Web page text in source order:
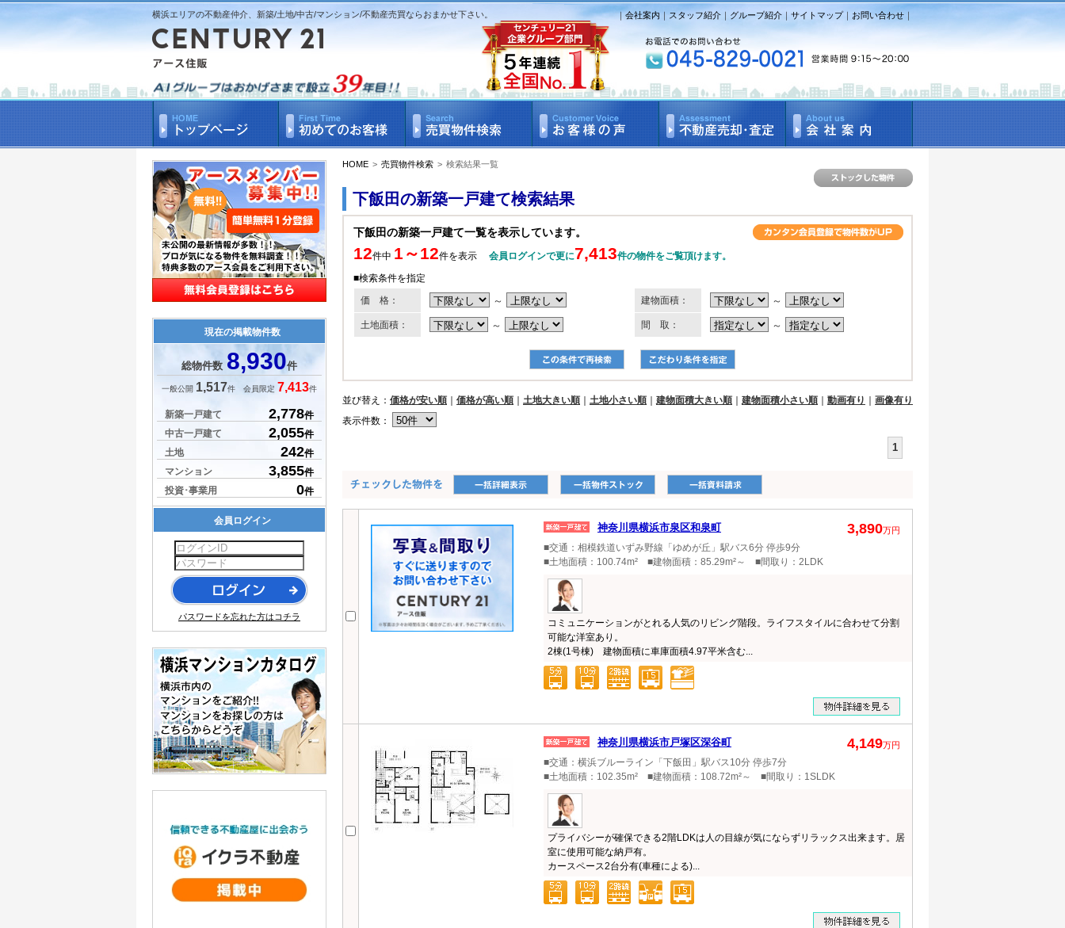
横浜エリアの不動産仲介、新築/土地/中古/マンション/不動産売買ならおまかせ下さい。 ｜会社案内 ｜スタッフ紹介 ｜ グループ紹介 ｜ サイトマップ｜ お問い合わせ ｜
HOME > 売買物件検索 > 検索結果一覧
下飯田の新築一戸建て検索結果
下飯田の新築一戸建て一覧を表示しています。
12件中 1～12件を表示 会員ログインで更に7,413件の物件をご覧頂けます。
■検索条件を指定
価 格：
～ 建物面積： ～
土地面積： ～ 間 取： ～
並び替え： 価格が安い順 価格が高い順 土地大きい順 土地小さい順 建物面積大きい順 建物面積小さい順 動画有り
画像有り
表示件数：
1
神奈川県横浜市泉区和泉町 3,890万円
■交通：相模鉄道いずみ野線「ゆめが丘」駅バス6分 停歩9分
■土地面積：100.74m² ■建物面積：85.29m²～ ■間取り：2LDK
コミュニケーションがとれる人気のリビング階段。ライフスタイルに合わせて分割
可能な洋室あり。
2棟(1号棟) 建物面積に車庫面積4.97平米含む...
神奈川県横浜市戸塚区深谷町 4,149万円
■交通：横浜ブルーライン「下飯田」駅バス10分 停歩7分
■土地面積：102.35m² ■建物面積：108.72m²～ ■間取り：1SLDK
プライバシーが確保できる2階LDKは人の目線が気にならずリラックス出来ます。居
室に使用可能な納戸有。
カースペース2台分有(車種による)...
現在の掲載物件数
総物件数 8,930件
一般公開 1,517件 会員限定 7,413件
新築一戸建て 2,778件
中古一戸建て
2,055件
土地
242件
マンション
3,855件
投資･事業用
0件
会員ログイン
パスワードを忘れた方はコチラ